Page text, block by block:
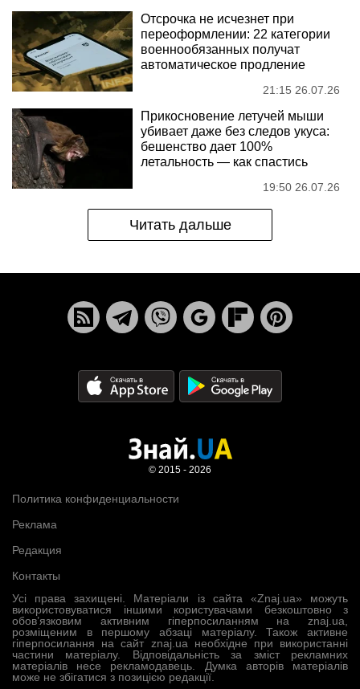
Отсрочка не исчезнет при
переоформлении: 22 категории
военнообязанных получат
автоматическое продление
21:15 26.07.26
Прикосновение летучей мыши
убивает даже без следов укуса:
бешенство дает 100%
летальность — как спастись
19:50 26.07.26
Читать дальше
Усі права захищені. Матеріали із сайта «Znaj.ua» можуть
використовуватися іншими користувачами безкоштовно з
обов’язковим активним гіперпосиланням на znaj.ua,
розміщеним в першому абзаці матеріалу. Також активне
гіперпосилання на сайт znaj.ua необхідне при використанні
частини матеріалу. Відповідальність за зміст рекламних
матеріалів несе рекламодавець. Думка авторів матеріалів
може не збігатися з позицією редакції.
Политика конфиденциальности
Реклама
Редакция
Контакты
© 2015 - 2026